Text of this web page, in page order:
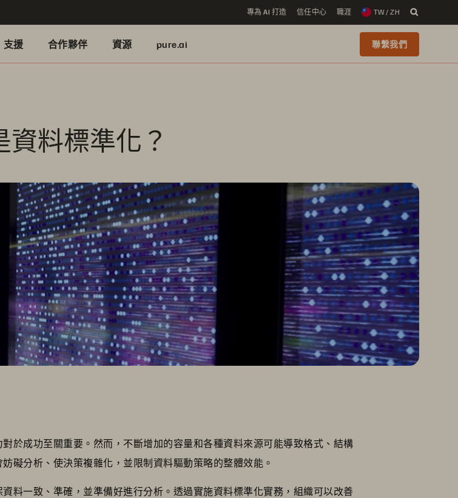
專為 AI 打造 信任中心 職涯 TW / ZH
支援 合作夥伴 資源 pure.ai 聯繫我們
資料標準化？
於成功至關重要。然而，不斷增加的容量和各種資料來源可能導致格式、結構
礙分析、使決策複雜化，並限制資料驅動策略的整體效能。
料一致、準確，並準備好進行分析。透過實施資料標準化實務，組織可以改善